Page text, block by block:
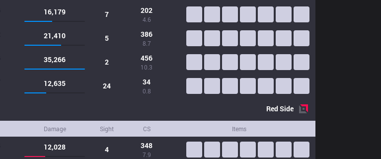
16,179 7 202
4.6
21,410 5 386
8.7
35,266 2 456
10.3
12,635 24 34
0.8
RedSide
Damage Sight CS Items
12,028 4 348
7.9